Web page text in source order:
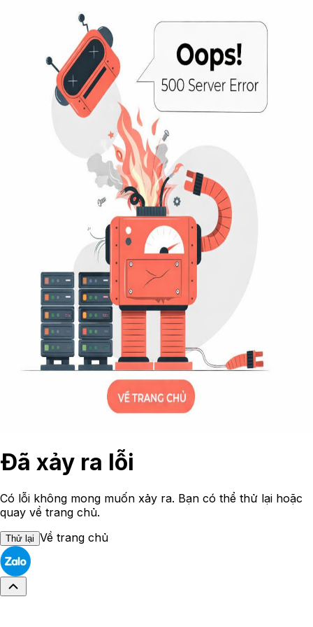
Đã xảy ra lỗi
Có lỗi không mong muốn xảy ra. Bạn có thể thử lại hoặc
quay về trang chủ.
Thử lại Về trang chủ